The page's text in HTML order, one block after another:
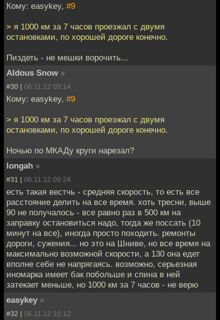
Кому: easykey, #9
> я 1000 км за 7 часов проезжал с двумя
остановками, по хорошей дороге конечно.
Пиздеть - не мешки ворочить...
Aldous Snow »
#30 | 06.11.12 09:14
Кому: easykey, #9
> я 1000 км за 7 часов проезжал с двумя
остановками, по хорошей дороге конечно.
Ночью по МКАДу круги нарезал?
longah »
#31 | 06.11.12 09:24
есть такая вестчь - средняя скорость, то есть все
расстояние делить на все время. хоть тресни, выше
90 не получалось - все равно раз в 500 км на
заправку остановиться надо, тогда же поссать (10
минут на все), иногда просто походить. ремонты
дороги, сужения... но это на Шниве, но все время на
максимально возможной скорости, а 130 она едет
вполне себе не напрягаясь. возможно, серьезная
иномарка имеет бак побольше и спина в ней
затекает меньше, но 1000 км за 7 часов - не верю
easykey »
#32 | 06.11.12 10:12